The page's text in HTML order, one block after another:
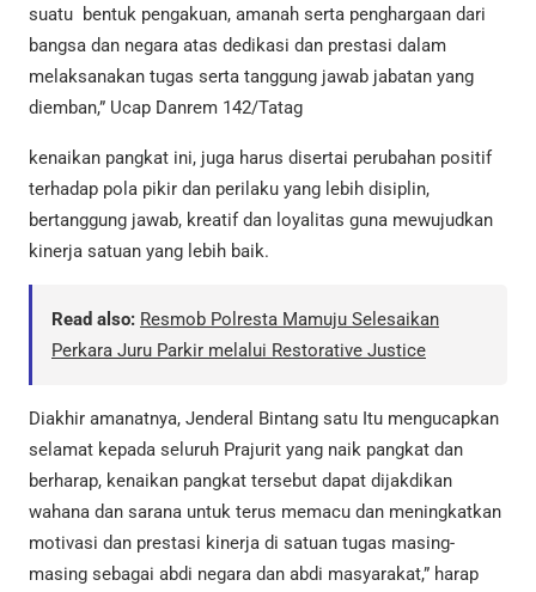
suatu bentuk pengakuan, amanah serta penghargaan dari
bangsa dan negara atas dedikasi dan prestasi dalam
melaksanakan tugas serta tanggung jawab jabatan yang
diemban,” Ucap Danrem 142/Tatag
kenaikan pangkat ini, juga harus disertai perubahan positif
terhadap pola pikir dan perilaku yang lebih disiplin,
bertanggung jawab, kreatif dan loyalitas guna mewujudkan
kinerja satuan yang lebih baik.
Read also: Resmob Polresta Mamuju Selesaikan
Perkara Juru Parkir melalui Restorative Justice
Diakhir amanatnya, Jenderal Bintang satu Itu mengucapkan
selamat kepada seluruh Prajurit yang naik pangkat dan
berharap, kenaikan pangkat tersebut dapat dijakdikan
wahana dan sarana untuk terus memacu dan meningkatkan
motivasi dan prestasi kinerja di satuan tugas masing-
masing sebagai abdi negara dan abdi masyarakat,” harap